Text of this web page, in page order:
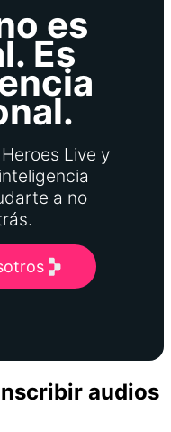
es
Es
Live y
a no
audios